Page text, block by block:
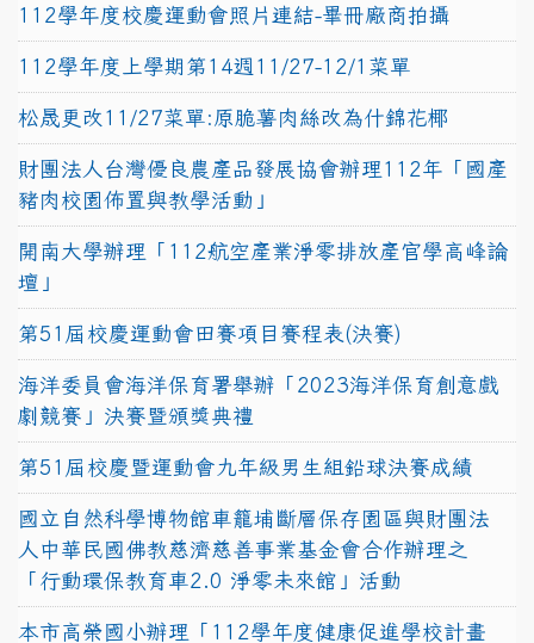
112學年度校慶運動會照片連結-畢冊廠商拍攝
112學年度上學期第14週11/27-12/1菜單
松晟更改11/27菜單:原脆薯肉絲改為什錦花椰
財團法人台灣優良農產品發展協會辦理112年「國產
豬肉校園佈置與教學活動」
開南大學辦理「112航空產業淨零排放產官學高峰論
壇」
第51屆校慶運動會田賽項目賽程表(決賽)
海洋委員會海洋保育署舉辦「2023海洋保育創意戲
劇競賽」決賽暨頒獎典禮
第51屆校慶暨運動會九年級男生組鉛球決賽成績
國立自然科學博物館車籠埔斷層保存園區與財團法
人中華民國佛教慈濟慈善事業基金會合作辦理之
「行動環保教育車2.0 淨零未來館」活動
本市高榮國小辦理「112學年度健康促進學校計畫